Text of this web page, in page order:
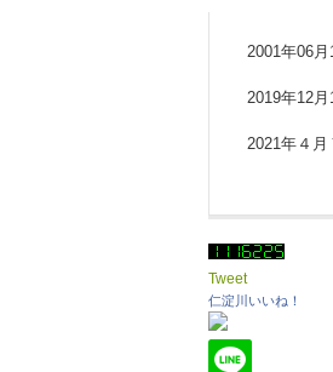
2001年06
2019年12
2021年４月
Tweet
仁淀川いいね！